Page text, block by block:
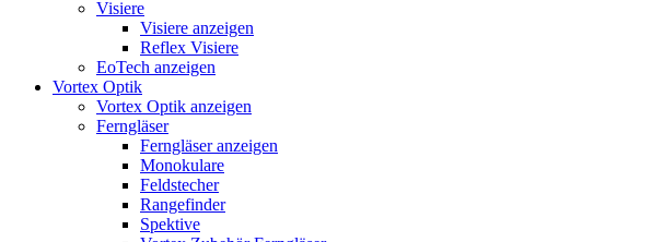
Visiere
Visiere anzeigen
Reflex Visiere
EoTech anzeigen
Vortex Optik
Vortex Optik anzeigen
Ferngläser
Ferngläser anzeigen
Monokulare
Feldstecher
Rangefinder
Spektive